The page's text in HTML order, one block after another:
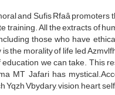
and Sufis Rfaâ
training. All the extracts of
those who have
the morality of life led
we can take. This
MT Jafari has
Vbydary, vision, heart,